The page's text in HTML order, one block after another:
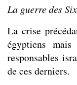
La guerre des
La crise
égyptiens
responsables
de ces derniers.